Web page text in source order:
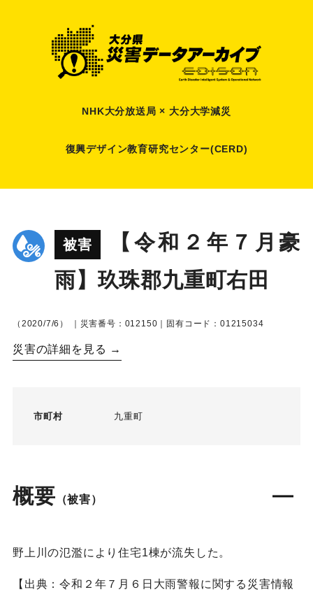
NHK大分放送局 × 大分大学減災
復興デザイン教育研究センター(CERD)
被害
【令和２年７月豪
雨】玖珠郡九重町右田
（2020/7/6） ｜災害番号：012150｜固有コード：01215034
災害の詳細を見る →
市町村 九重町
概要 （被害）
野上川の氾濫により住宅1棟が流失した。
【出典：令和２年７月６日大雨警報に関する災害情報